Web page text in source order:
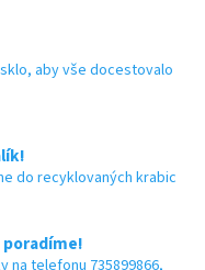
aby vše docestovalo
do recyklovaných krabic
na telefonu 735899866,